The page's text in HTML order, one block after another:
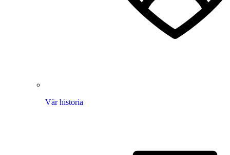
Vår historia